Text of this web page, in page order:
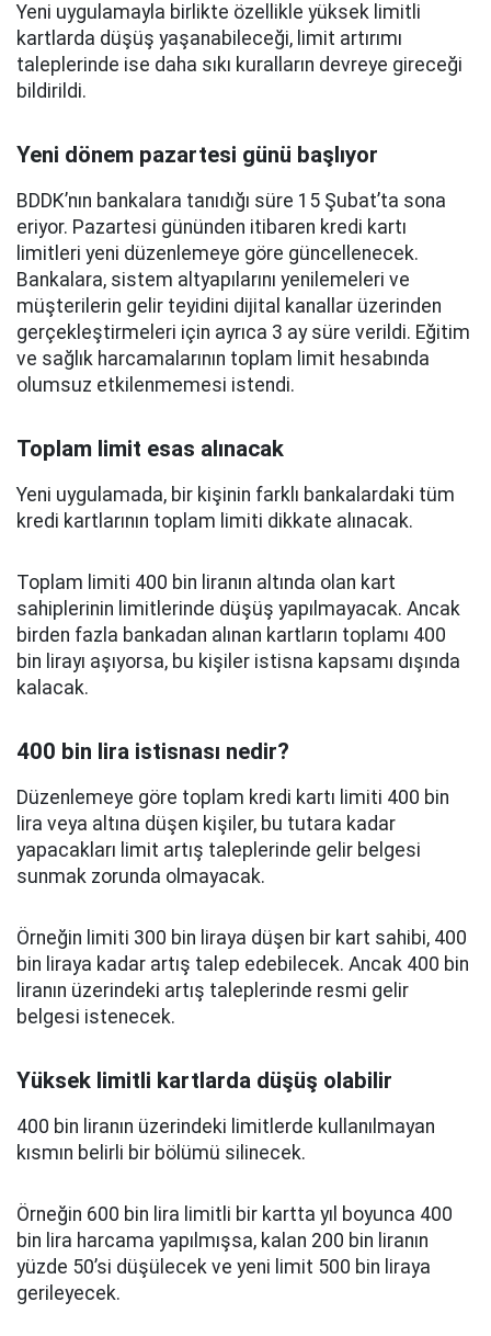
Yeni uygulamayla birlikte özellikle yüksek limitli
kartlarda düşüş yaşanabileceği, limit artırımı
taleplerinde ise daha sıkı kuralların devreye gireceği
bildirildi.
Yeni dönem pazartesi günü başlıyor
BDDK’nın bankalara tanıdığı süre 15 Şubat’ta sona
eriyor. Pazartesi gününden itibaren kredi kartı
limitleri yeni düzenlemeye göre güncellenecek.
Bankalara, sistem altyapılarını yenilemeleri ve
müşterilerin gelir teyidini dijital kanallar üzerinden
gerçekleştirmeleri için ayrıca 3 ay süre verildi. Eğitim
ve sağlık harcamalarının toplam limit hesabında
olumsuz etkilenmemesi istendi.
Toplam limit esas alınacak
Yeni uygulamada, bir kişinin farklı bankalardaki tüm
kredi kartlarının toplam limiti dikkate alınacak.
Toplam limiti 400 bin liranın altında olan kart
sahiplerinin limitlerinde düşüş yapılmayacak. Ancak
birden fazla bankadan alınan kartların toplamı 400
bin lirayı aşıyorsa, bu kişiler istisna kapsamı dışında
kalacak.
400 bin lira istisnası nedir?
Düzenlemeye göre toplam kredi kartı limiti 400 bin
lira veya altına düşen kişiler, bu tutara kadar
yapacakları limit artış taleplerinde gelir belgesi
sunmak zorunda olmayacak.
Örneğin limiti 300 bin liraya düşen bir kart sahibi, 400
bin liraya kadar artış talep edebilecek. Ancak 400 bin
liranın üzerindeki artış taleplerinde resmi gelir
belgesi istenecek.
Yüksek limitli kartlarda düşüş olabilir
400 bin liranın üzerindeki limitlerde kullanılmayan
kısmın belirli bir bölümü silinecek.
Örneğin 600 bin lira limitli bir kartta yıl boyunca 400
bin lira harcama yapılmışsa, kalan 200 bin liranın
yüzde 50’si düşülecek ve yeni limit 500 bin liraya
gerileyecek.